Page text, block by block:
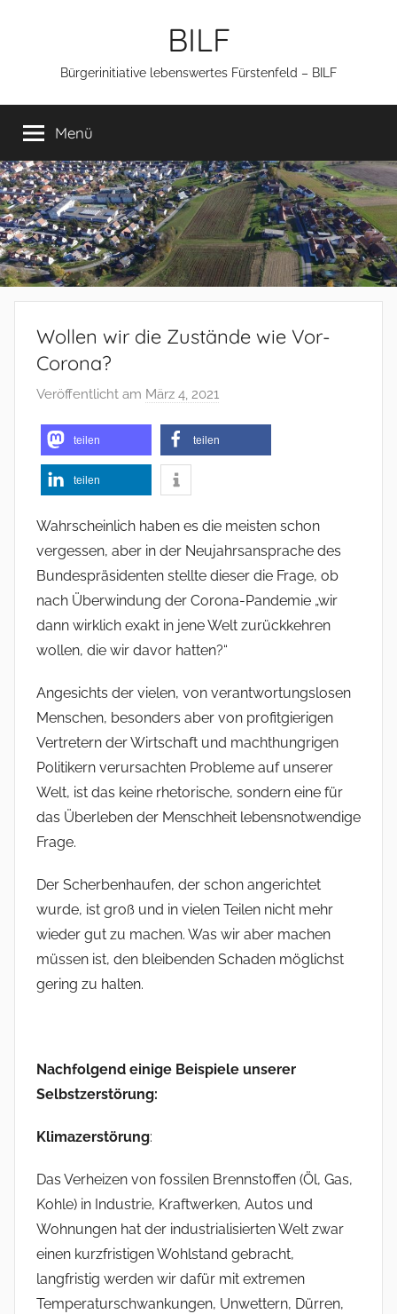
BILF
Bürgerinitiative lebenswertes Fürstenfeld – BILF
Menü
Wollen wir die Zustände wie Vor-
Corona?
Veröffentlicht am März 4, 2021
m
m
e
r
teilen teilen
teilen
Wahrscheinlich haben es die meisten schon
vergessen, aber in der Neujahrsansprache des
Bundespräsidenten stellte dieser die Frage, ob
nach Überwindung der Corona-Pandemie „wir
dann wirklich exakt in jene Welt zurückkehren
wollen, die wir davor hatten?“
Angesichts der vielen, von verantwortungslosen
Menschen, besonders aber von profitgierigen
Vertretern der Wirtschaft und machthungrigen
Politikern verursachten Probleme auf unserer
Welt, ist das keine rhetorische, sondern eine für
das Überleben der Menschheit lebensnotwendige
Frage.
Der Scherbenhaufen, der schon angerichtet
wurde, ist groß und in vielen Teilen nicht mehr
wieder gut zu machen. Was wir aber machen
müssen ist, den bleibenden Schaden möglichst
gering zu halten.
Nachfolgend einige Beispiele unserer
Selbstzerstörung:
Klimazerstörung:
Das Verheizen von fossilen Brennstoffen (Öl, Gas,
Kohle) in Industrie, Kraftwerken, Autos und
Wohnungen hat der industrialisierten Welt zwar
einen kurzfristigen Wohlstand gebracht,
langfristig werden wir dafür mit extremen
Temperaturschwankungen, Unwettern, Dürren,